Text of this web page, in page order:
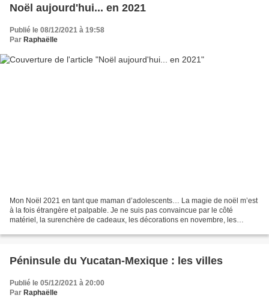
Noël aujourd'hui... en 2021
Publié le 08/12/2021 à 19:58
Par Raphaëlle
Mon Noël 2021 en tant que maman d’adolescents… La magie de noël m’est
à la fois étrangère et palpable. Je ne suis pas convaincue par le côté
matériel, la surenchère de cadeaux, les décorations en novembre, les
Péninsule du Yucatan-Mexique : les villes
Publié le 05/12/2021 à 20:00
Par Raphaëlle